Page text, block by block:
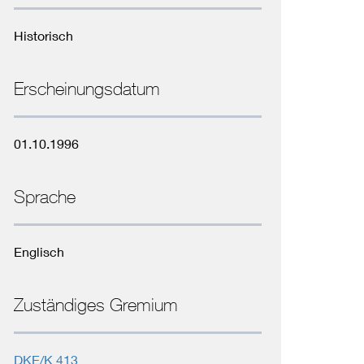
Niederspannungsrichtlinie
Historisch
Erscheinungsdatum
01.10.1996
Sprache
Englisch
Zuständiges Gremium
DKE/K 413